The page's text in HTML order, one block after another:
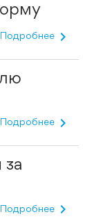
Подробнее chevron_right
Подробнее chevron_right
Подробнее chevron_right